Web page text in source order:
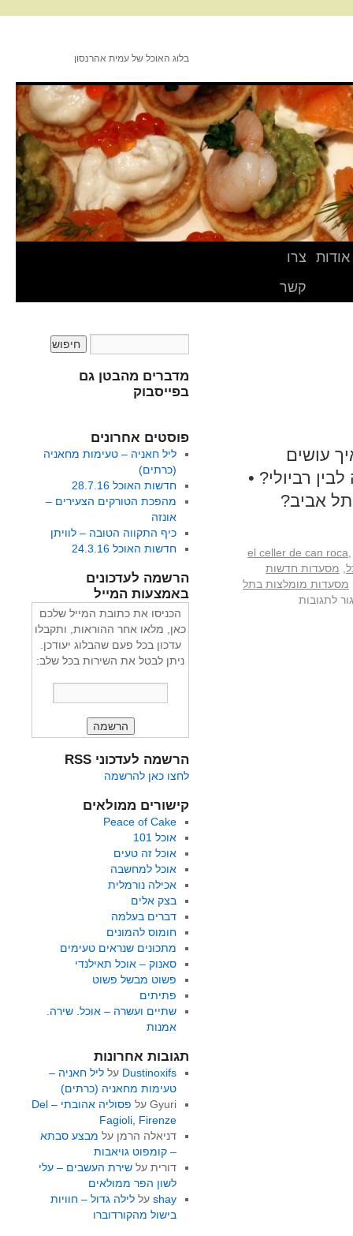
בלוג האוכל של עמית אהרנסון
אודות
צרו
קשר
עושים
רביולי? •
אביב?
el celler de can roca
מסעדות חדשות
מסעדות מומלצות בתל
לתגובות
מדברים מהבטן גם
בפייסבוק
פוסטים אחרונים
ליל חאניה – טעימות מחאניה
(כרתים)
חדשות האוכל 28.7.16
מהפכת הטורקים הצעירים –
אונזה
כיף התקווה הטובה – לוויתן
חדשות האוכל 24.3.16
הרשמה לעדכונים
באמצעות המייל
הכניסו את כתובת המייל שלכם
כאן, מלאו אחר ההוראות, ותקבלו
עדכון בכל פעם שהבלוג יעודכן.
ניתן לבטל את השירות בכל שלב:
הרשמה לעדכוני RSS
לחצו כאן להרשמה
קישורים ממולאים
Peace of Cake
אוכל 101
אוכל זה טעים
אוכל למחשבה
אכילה נורמלית
בצק אלים
דברים בעלמה
חומוס להמונים
מתכונים שנראים טעימים
סאנוק – אוכל תאילנדי
פשוט מבשל פשוט
פתיתים
שתיים ועשרה – אוכל. שירה.
אמנות
תגובות אחרונות
Dustinoxifs על ליל חאניה –
טעימות מחאניה (כרתים)
Gyuriעל
פסוליה אהובתי – Del
Fagioli, Firenze
דניאלה הרמן על מבצע סבתא
– קומפוט גויאבות
דוריתעל שירת העשבים – עלי
לשון הפר ממולאים
shayעל לילה גדול – חוויות
בישול מהקורדוברו